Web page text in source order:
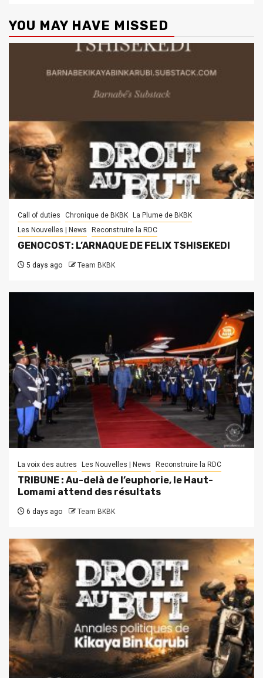
YOU MAY HAVE MISSED
Call of duties Chronique de BKBK
La Plume de BKBK
Les Nouvelles | News
Reconstruire la RDC
GENOCOST: L’ARNAQUE DE FELIX TSHISEKEDI
5 days ago Team BKBK
La voix des autres Les Nouvelles | News Reconstruire la RDC
TRIBUNE : Au-delà de l’euphorie, le Haut-
Lomami attend des résultats
6 days ago Team BKBK